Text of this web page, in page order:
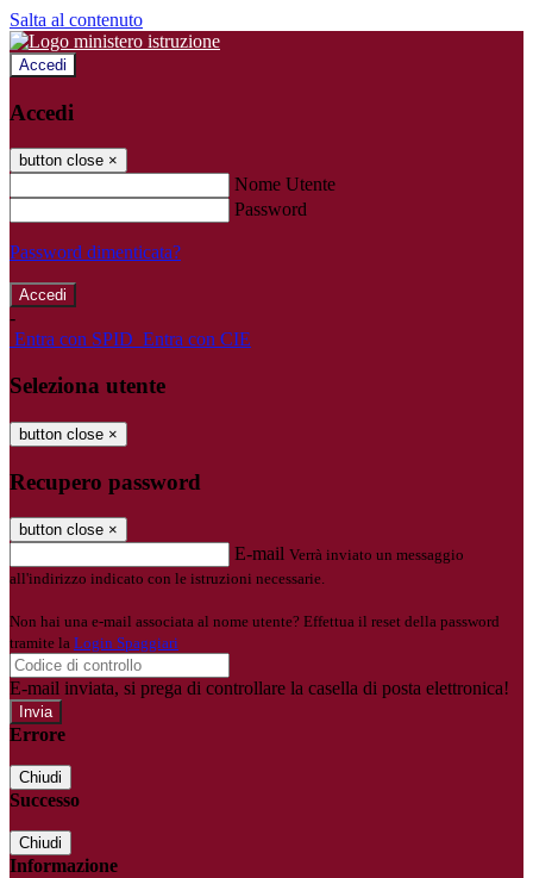
Salta al contenuto
Accedi
Accedi
button close ×
Nome Utente
Password
Password dimenticata?
-
Entra con SPID Entra con CIE
Seleziona utente
button close ×
Recupero password
button close ×
E-mail Verrà inviato un messaggio
all'indirizzo indicato con le istruzioni necessarie.
Non hai una e-mail associata al nome utente? Effettua il reset della password
tramite la Login Spaggiari
E-mail inviata, si prega di controllare la casella di posta elettronica!
Errore
Chiudi
Successo
Chiudi
Informazione